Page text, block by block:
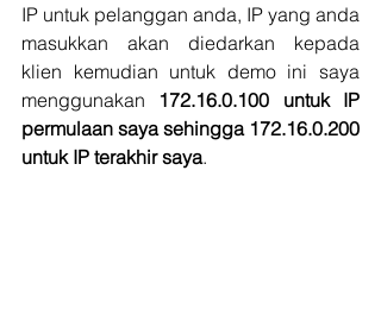
IP untuk pelanggan anda, IP yang anda
masukkan akan diedarkan kepada
klien kemudian untuk demo ini saya
menggunakan 172.16.0.100 untuk IP
permulaan saya sehingga 172.16.0.200
untuk IP terakhir saya.